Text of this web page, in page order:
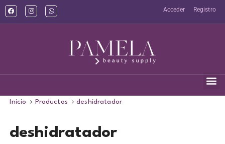
Acceder Registro
Inicio Productos deshidratador
deshidratador